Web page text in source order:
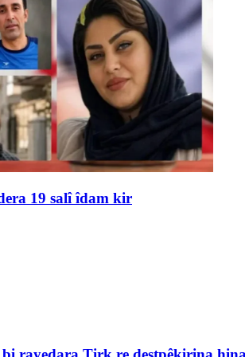
19 salî îdam kir